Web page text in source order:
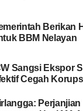
produktif.
hilir dapat
maju
dalam
Tegaskan
Berikan
BBM Nelayan
Sangsi Ekspor
Cegah
Perjanjian